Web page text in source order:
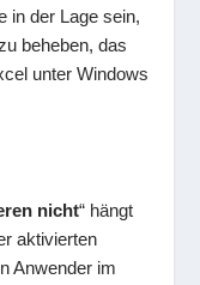
in der Lage sein,
beheben, das
unter Windows
nicht“ hängt
aktivierten
Anwender im